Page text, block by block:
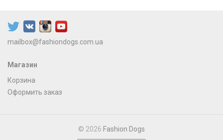
mailbox@fashiondogs.com.ua
Магазин
Корзина
Оформить заказ
© 2026 Fashion Dogs